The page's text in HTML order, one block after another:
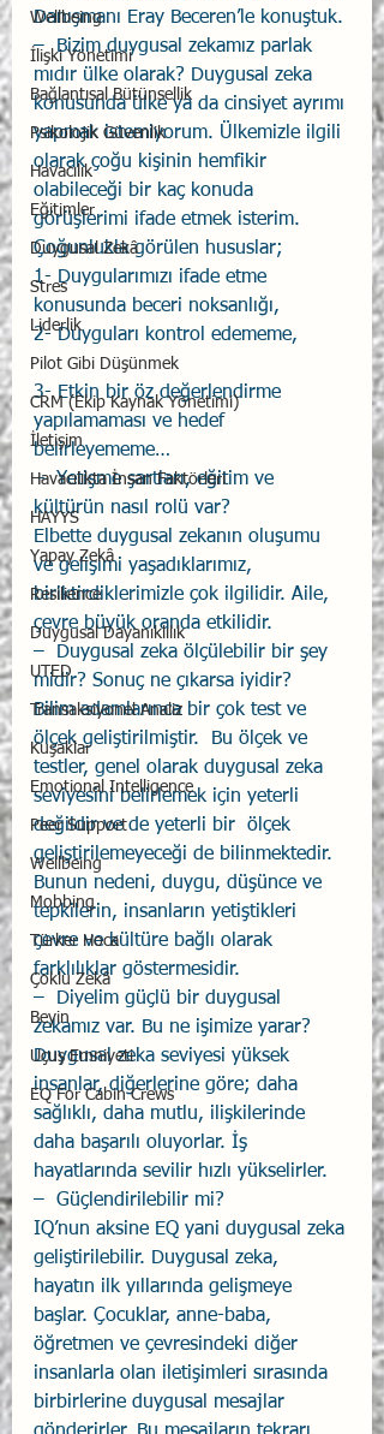
Wellbeing
İlişki Yönetimi
Bağlantısal Bütünsellik
Psikolojik Güvenlik
Havacılık
Eğitimler
Duygusal Zekâ
Stres
Liderlik
Pilot Gibi Düşünmek
CRM (Ekip Kaynak Yönetimi)
İletişim
Havacılıkta İnsan Faktörleri
HAYYS
Yapay Zekâ
Resilience
Duygusal Dayanıklılık
UTED
Transaksiyonel Analiz
Kuşaklar
Emotional Intelligence
Peer Support
Wellbeing
Mobbing
Türker Hoca
Çoklu Zekâ
Beyin
Uçuş Emniyeti
EQ For Cabin Crews
Danışmanı Eray Beceren’le konuştuk.
–  Bizim duygusal zekamız parlak
mıdır ülke olarak? Duygusal zeka
konusunda ülke ya da cinsiyet ayrımı
yapmak istemiyorum. Ülkemizle ilgili
olarak çoğu kişinin hemfikir
olabileceği bir kaç konuda
görüşlerimi ifade etmek isterim.
Çoğunlukla görülen hususlar;
1- Duygularımızı ifade etme
konusunda beceri noksanlığı,
2- Duyguları kontrol edememe,
3- Etkin bir öz değerlendirme
yapılamaması ve hedef
belirleyememe…
–  Yetişme şartları, eğitim ve
kültürün nasıl rolü var?
Elbette duygusal zekanın oluşumu
ve gelişimi yaşadıklarımız,
biriktirdiklerimizle çok ilgilidir. Aile,
çevre büyük oranda etkilidir.
–  Duygusal zeka ölçülebilir bir şey
midir? Sonuç ne çıkarsa iyidir?
Bilim adamlarınca bir çok test ve
ölçek geliştirilmiştir.  Bu ölçek ve
testler, genel olarak duygusal zeka
seviyesini belirlemek için yeterli
değildir ve de yeterli bir  ölçek
geliştirilemeyeceği de bilinmektedir.
Bunun nedeni, duygu, düşünce ve
tepkilerin, insanların yetiştikleri
çevre ve kültüre bağlı olarak
farklılıklar göstermesidir.
–  Diyelim güçlü bir duygusal
zekamız var. Bu ne işimize yarar?
Duygusal zeka seviyesi yüksek
insanlar, diğerlerine göre; daha
sağlıklı, daha mutlu, ilişkilerinde
daha başarılı oluyorlar. İş
hayatlarında sevilir hızlı yükselirler.
–  Güçlendirilebilir mi?
IQ’nun aksine EQ yani duygusal zeka
geliştirilebilir. Duygusal zeka,
hayatın ilk yıllarında gelişmeye
başlar. Çocuklar, anne-baba,
öğretmen ve çevresindeki diğer
insanlarla olan iletişimleri sırasında
birbirlerine duygusal mesajlar